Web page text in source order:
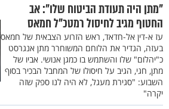
"מתן היה תעודת הביטוח שלו": אב
החטוף מגיב לחיסול רמטכ"ל חמאס
עז א-דין אל-חדאד, ראש הזרוע הצבאית של חמאס
בעזה, הגדיר את הלוחם המשוחרר מתן אנגרסט
כ"יהלום" שלו והשתמש בו כמגן אנושי. אביו של
מתן, חגי, הגיב על חיסולו של המחבל הבכיר בסוף
השבוע: "סגירת מעגל, לא היה לנו ספק שזה
יקרה"